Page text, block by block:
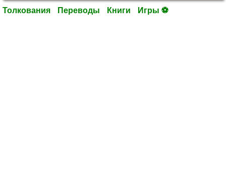
Толкования Переводы Книги Игры ⚽